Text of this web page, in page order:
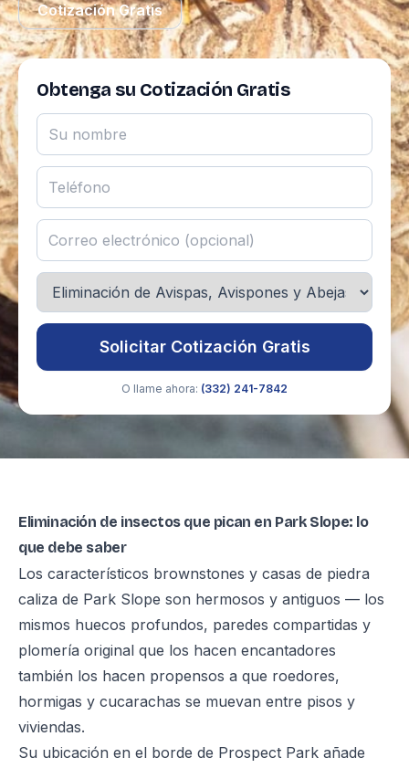
Cotización Gratis
Obtenga su Cotización Gratis
Solicitar Cotización Gratis
O llame ahora: (332) 241-7842
Eliminación de insectos que pican en Park Slope: lo
que debe saber
Los característicos brownstones y casas de piedra
caliza de Park Slope son hermosos y antiguos — los
mismos huecos profundos, paredes compartidas y
plomería original que los hacen encantadores
también los hacen propensos a que roedores,
hormigas y cucarachas se muevan entre pisos y
viviendas.
Su ubicación en el borde de Prospect Park añade